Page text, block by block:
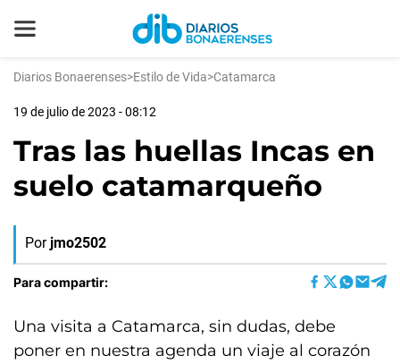
Diarios Bonaerenses>Estilo de Vida>Catamarca
19 de julio de 2023 - 08:12
Tras las huellas Incas en
suelo catamarqueño
Por jmo2502
Para compartir:
Una visita a Catamarca, sin dudas, debe
poner en nuestra agenda un viaje al corazón